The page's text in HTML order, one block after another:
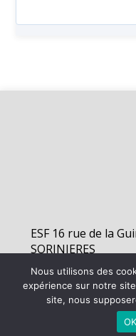
ESF 16 rue de la
SORINIERES
2026 - Elan
Nous utilisons des
expérience sur notre
site, nous
OK